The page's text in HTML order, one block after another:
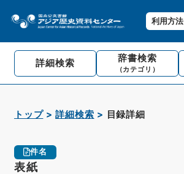
利用方法
詳細検索 辞書検索
（カテゴリ）
トップ 詳細検索 目録詳細
件名
表紙